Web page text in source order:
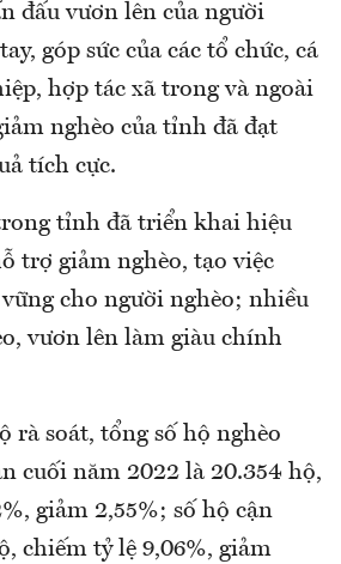
đấu vươn lên của người
góp sức của các tổ chức, cá
hợp tác xã trong và ngoài
nghèo của tỉnh đã đạt
tích cực.
tỉnh đã triển khai hiệu
trợ giảm nghèo, tạo việc
cho người nghèo; nhiều
vươn lên làm giàu chính
rà soát, tổng số hộ nghèo
cuối năm 2022 là 20.354 hộ,
giảm 2,55%; số hộ cận
chiếm tỷ lệ 9,06%, giảm